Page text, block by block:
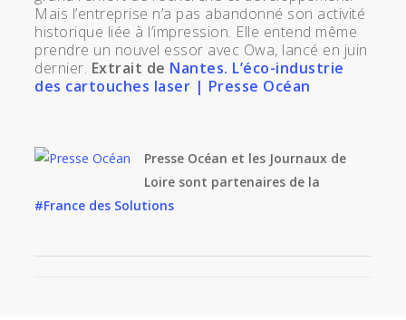
Mais l’entreprise n’a pas abandonné son activité
historique liée à l’impression. Elle entend même
prendre un nouvel essor avec Owa, lancé en juin
dernier. Extrait de Nantes. L’éco-industrie
des cartouches laser | Presse Océan
Presse Océan et les Journaux de
Loire sont partenaires de la
#France des Solutions